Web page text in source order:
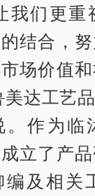
我们更
结合，
场价值
美达工艺
。作为临
立了产
及相关